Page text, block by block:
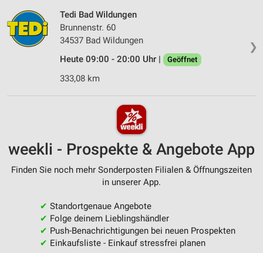
❯
Tedi Bad Wildungen
Brunnenstr. 60
34537 Bad Wildungen
Heute 09:00 - 20:00 Uhr |
Geöffnet
333,08 km
weekli - Prospekte & Angebote App
Finden Sie noch mehr Sonderposten Filialen & Öffnungszeiten
in unserer App.
✔ Standortgenaue Angebote
✔ Folge deinem Lieblingshändler
✔ Push-Benachrichtigungen bei neuen Prospekten
✔ Einkaufsliste - Einkauf stressfrei planen